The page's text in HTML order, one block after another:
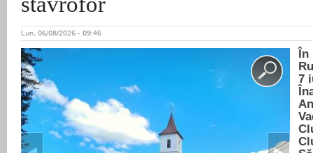
Lun, 06/08/2026 - 09:46
În
7